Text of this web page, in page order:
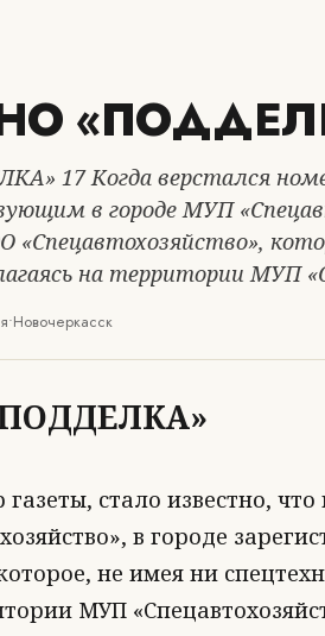
17 Когда верстался
в городе МУП
«Спецавтохозяйство»,
на территории МУП
•Новочеркасск
газеты, стало известно,
в городе
не имея ни
МУП